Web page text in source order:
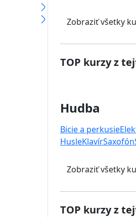
Zobraziť všetky
TOP kurzy z
Hudba
Bicie a perkusie
HusleKlavírSaxofón
Zobraziť všetky
TOP kurzy z